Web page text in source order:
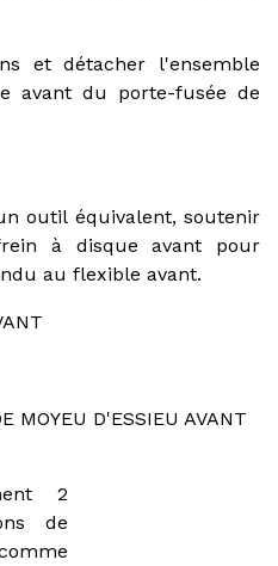
et détacher l'ensemble
avant du porte-fusée de
outil équivalent, soutenir
à disque avant pour
au flexible avant.
MOYEU D'ESSIEU AVANT
2
de